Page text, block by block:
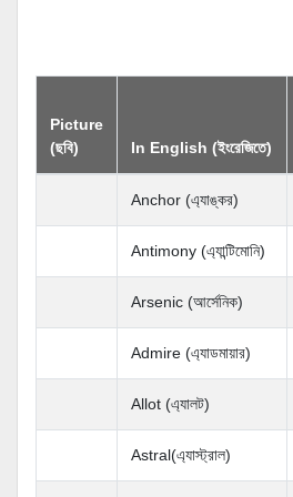
Picture
(ছবি)
In English (ইংরেজিতে)
Anchor (এ্যাঙ্কর)
Antimony (এ্যান্টিমোনি)
Arsenic (আর্সেনিক)
Admire (এ্যাডমায়ার)
Allot (এ্যালট)
Astral(এ্যাস্ট্রাল)